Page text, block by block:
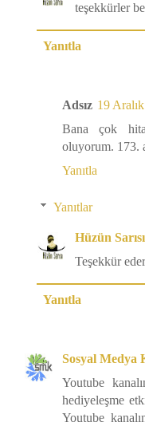
teşekkürler
Yanıtla
Adsız 19
Bana çok
oluyorum. 173.
Yanıtla
Yanıtlar
Hüzün
Teşekkür
Yanıtla
Sosyal Medya
Youtube
hediyeleşme
Youtube